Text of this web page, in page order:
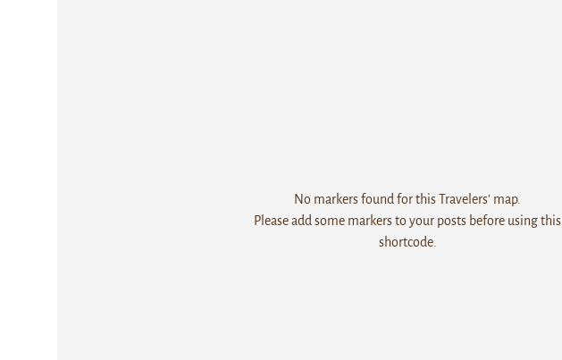
No markers found for this Travelers' map.
Please add some markers to your posts before using this
shortcode.